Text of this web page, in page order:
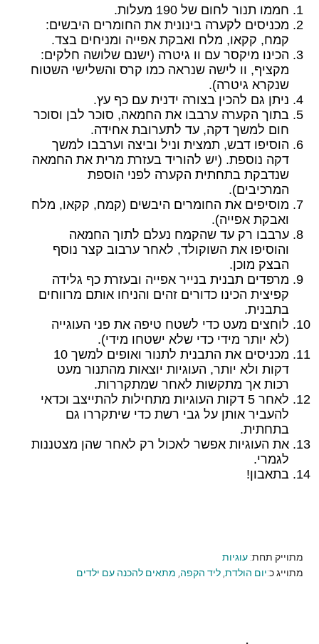
חממו תנור לחום של 190 מעלות.
מכניסים לקערה בינונית את החומרים היבשים:
קמח, קקאו, מלח ואבקת אפייה ומניחים בצד.
הכינו מיקסר עם וו גיטרה (ישנם שלושה חלקים:
מקציף, וו לישה שנראה כמו קרס והשלישי השטוח
שנקרא גיטרה).
ניתן גם להכין בצורה ידנית עם כף עץ.
בתוך הקערה ערבבו את החמאה, סוכר לבן וסוכר
חום למשך דקה, עד לתערובת אחידה.
הוסיפו דבש, תמצית וניל וביצה וערבבו למשך
דקה נוספת. (יש להוריד בעזרת מרית את החמאה
שנדבקת בתחתית הקערה לפני הוספת
המרכיבים).
מוסיפים את החומרים היבשים (קמח, קקאו, מלח
ואבקת אפייה).
ערבבו רק עד שהקמח נעלם לתוך החמאה
והוסיפו את השוקולד, לאחר ערבוב קצר נוסף
הבצק מוכן.
מרפדים תבנית בנייר אפייה ובעזרת כף גלידה
קפיצית הכינו כדורים זהים והניחו אותם מרווחים
בתבנית.
לוחצים מעט כדי לשטח טיפה את פני העוגייה
(לא יותר מידי כדי שלא ישטחו מידי).
מכניסים את התבנית לתנור ואופים למשך 10
דקות ולא יותר, העוגיות יוצאות מהתנור מעט
רכות אך מתקשות לאחר שמתקררות.
לאחר 5 דקות העוגיות מתחילות להתייצב וכדאי
להעביר אותן על גבי רשת כדי שיתקררו גם
בתחתית.
את העוגיות אפשר לאכול רק לאחר שהן מצטננות
לגמרי.
בתאבון!
מתוייק תחת:עוגיות
מתוייג כ:יום הולדת ,ליד הקפה מתאים להכנה עם ילדים